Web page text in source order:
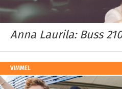
Anna Laurila: Buss
VIMMEL